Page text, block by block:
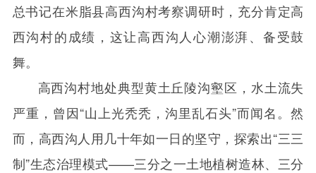
总书记在米脂县高西沟村考察调研时，充分肯定高
西沟村的成绩，这让高西沟人心潮澎湃、备受鼓
舞。
高西沟村地处典型黄土丘陵沟壑区，水土流失
严重，曾因“山上光秃秃，沟里乱石头”而闻名。然
而，高西沟人用几十年如一日的坚守，探索出“三三
制”生态治理模式——三分之一土地植树造林、三分